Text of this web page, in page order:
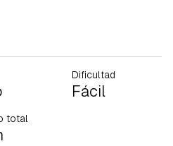
Dificultad
Fácil
total